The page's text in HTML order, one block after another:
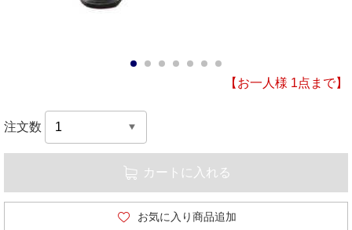
【お一人様 1点まで】
注文数
カートに入れる
お気に入り商品追加